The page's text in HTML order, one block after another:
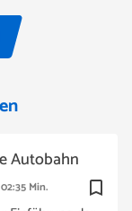
bookmark_border
02:35 Min.
Autobahn